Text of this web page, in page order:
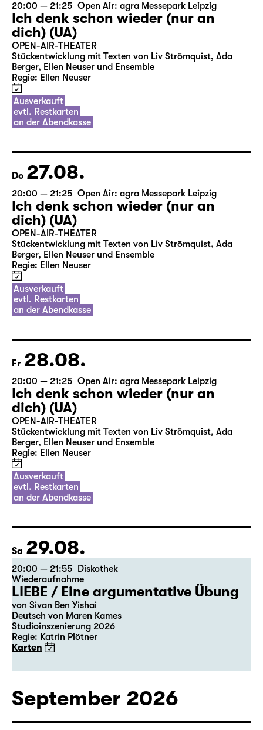
20:00 — 21:25 Open Air: agra Messepark Leipzig
Ich denk schon wieder (nur an
dich) (UA)
OPEN-AIR-THEATER
Stückentwicklung mit Texten von Liv Strömquist, Ada
Berger, Ellen Neuser und Ensemble
Regie: Ellen Neuser
Ausverkauft
evtl. Restkarten
an der Abendkasse
Do 27.08.
20:00 — 21:25 Open Air: agra Messepark Leipzig
Ich denk schon wieder (nur an
dich) (UA)
OPEN-AIR-THEATER
Stückentwicklung mit Texten von Liv Strömquist, Ada
Berger, Ellen Neuser und Ensemble
Regie: Ellen Neuser
Ausverkauft
evtl. Restkarten
an der Abendkasse
Fr 28.08.
20:00 — 21:25 Open Air: agra Messepark Leipzig
Ich denk schon wieder (nur an
dich) (UA)
OPEN-AIR-THEATER
Stückentwicklung mit Texten von Liv Strömquist, Ada
Berger, Ellen Neuser und Ensemble
Regie: Ellen Neuser
Ausverkauft
evtl. Restkarten
an der Abendkasse
Sa 29.08.
20:00 — 21:55
Diskothek
Wiederaufnahme
LIEBE / Eine argumentative Übung
von Sivan Ben Yishai
Deutsch von Maren Kames
Studioinszenierung 2026
Regie: Katrin Plötner
Karten
September 2026